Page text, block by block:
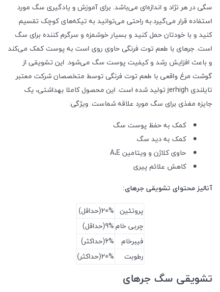
سگی در هر نژاد و اندازه‌ای می‌باشد. برای آموزش و یادگیری سگ مورد
استفاده قرار می‌گیرد.به راحتی می‌توانید به تیکه‌های کوچک تقسیم
کنید و با خودتان حمل کنید و بسیار خوشمزه و سرگرم کننده برای سگ
است. جرهای با طعم توت فرنگی حاوی روی است به پوست کمک می‌کند
و باعث افزایش رشد و کیفیت پوست سگ می‌شود. این تشویقی از
گوشت مرغ واقعی با طعم توت فرنگی توسط متخصصان شرکت معتبر
تایلندی jerhigh تولید شده است. این محصول کاملا بهداشتی، یک
جایزه مغذی برای سگ مورد علاقه شماست. ویژگی:
کمک به حفظ پوست سگ
کمک به دید سگ
حاوی کلاژن و ویتامین A،E
کاهش علائم پیری
آنالیز محتوای تشویقی جرهای:
پروتئین 20%(حداقل)
چربی خام9%(حداقل)
فیبرخام
6%(حداکثر)
رطوبت
20%(حداکثر)
تشویقی سگ جرهای